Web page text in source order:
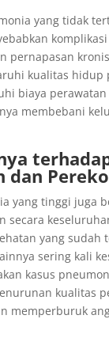
yang tidak
pernapasan
kualitas hidup
biaya
membebani
dan
yang tinggi juga
secara
yang sudah
sering kali
kasus
kualitas
memperburuk